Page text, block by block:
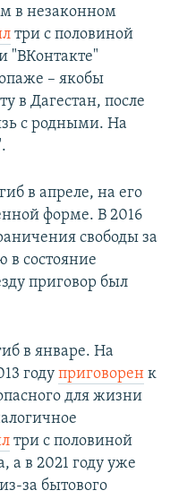
в незаконном
три с половиной
"ВКонтакте"
– якобы
в Дагестан, после
с родными. На
в апреле, на его
форме. В 2016
свободы за
состояние
приговор был
в январе. На
году приговорен к
для жизни
три с половиной
а в 2021 году уже
за бытового